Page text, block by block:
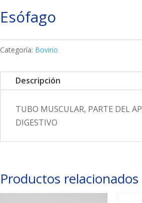
Esófago
Categoría: Bovino
Descripción
TUBO MUSCULAR, PARTE DEL
DIGESTIVO
Productos relacionados